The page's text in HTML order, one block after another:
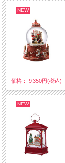
NEW
価格： 9,350円(税込)
NEW